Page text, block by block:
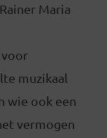
Maria
voor
muzikaal
wie ook een
vermogen